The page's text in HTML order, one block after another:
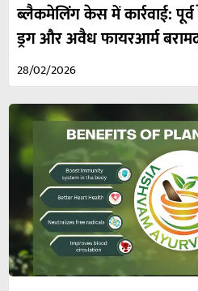
ब्लैकमेलिंग केस में कार्रवाई:
ड्रग और अवैध फायरआर्म
28/02/2026